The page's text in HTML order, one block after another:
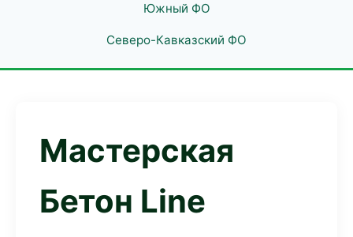
Южный ФО
Северо-Кавказский ФО
Мастерская
Бетон Line